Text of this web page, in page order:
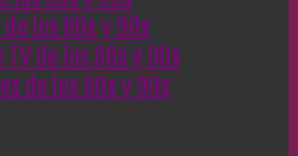
los 80s y 90s
TV de los 80s y 90s
de los 80s y 90s